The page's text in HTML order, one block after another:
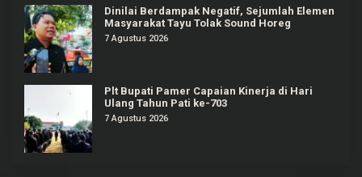
Dinilai Berdampak Negatif, Sejumlah Elemen
Masyarakat Tayu Tolak Sound Horeg
7 Agustus 2026
Plt Bupati Pamer Capaian Kinerja di Hari
Ulang Tahun Pati ke-703
7 Agustus 2026